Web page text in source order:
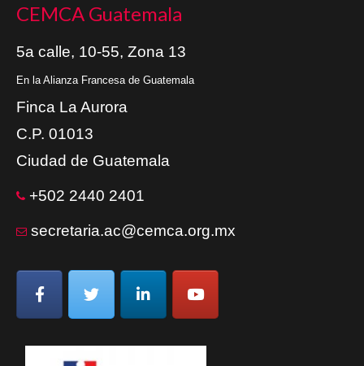
CEMCA Guatemala
5a calle, 10-55, Zona 13
En la Alianza Francesa de Guatemala
Finca La Aurora
C.P. 01013
Ciudad de Guatemala
+502 2440 2401
secretaria.ac@cemca.org.mx